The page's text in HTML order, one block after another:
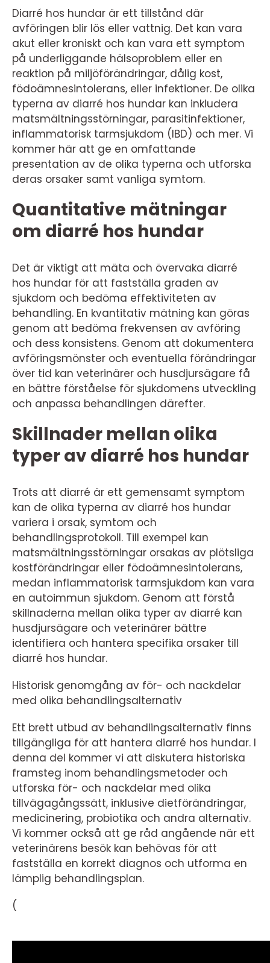
Diarré hos hundar är ett tillstånd där
avföringen blir lös eller vattnig. Det kan vara
akut eller kroniskt och kan vara ett symptom
på underliggande hälsoproblem eller en
reaktion på miljöförändringar, dålig kost,
födoämnesintolerans, eller infektioner. De olika
typerna av diarré hos hundar kan inkludera
matsmältningsstörningar, parasitinfektioner,
inflammatorisk tarmsjukdom (IBD) och mer. Vi
kommer här att ge en omfattande
presentation av de olika typerna och utforska
deras orsaker samt vanliga symtom.
Quantitative mätningar
om diarré hos hundar
Det är viktigt att mäta och övervaka diarré
hos hundar för att fastställa graden av
sjukdom och bedöma effektiviteten av
behandling. En kvantitativ mätning kan göras
genom att bedöma frekvensen av avföring
och dess konsistens. Genom att dokumentera
avföringsmönster och eventuella förändringar
över tid kan veterinärer och husdjursägare få
en bättre förståelse för sjukdomens utveckling
och anpassa behandlingen därefter.
Skillnader mellan olika
typer av diarré hos hundar
Trots att diarré är ett gemensamt symptom
kan de olika typerna av diarré hos hundar
variera i orsak, symtom och
behandlingsprotokoll. Till exempel kan
matsmältningsstörningar orsakas av plötsliga
kostförändringar eller födoämnesintolerans,
medan inflammatorisk tarmsjukdom kan vara
en autoimmun sjukdom. Genom att förstå
skillnaderna mellan olika typer av diarré kan
husdjursägare och veterinärer bättre
identifiera och hantera specifika orsaker till
diarré hos hundar.
Historisk genomgång av för- och nackdelar
med olika behandlingsalternativ
Ett brett utbud av behandlingsalternativ finns
tillgängliga för att hantera diarré hos hundar. I
denna del kommer vi att diskutera historiska
framsteg inom behandlingsmetoder och
utforska för- och nackdelar med olika
tillvägagångssätt, inklusive dietförändringar,
medicinering, probiotika och andra alternativ.
Vi kommer också att ge råd angående när ett
veterinärens besök kan behövas för att
fastställa en korrekt diagnos och utforma en
lämplig behandlingsplan.
(